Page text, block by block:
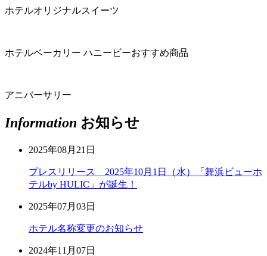
ホテルオリジナルスイーツ
ホテルベーカリー ハニービーおすすめ商品
アニバーサリー
Information お知らせ
2025年08月21日
プレスリリース 2025年10月1日（水）「舞浜ビューホ
テルby HULIC」が誕生！
2025年07月03日
ホテル名称変更のお知らせ
2024年11月07日